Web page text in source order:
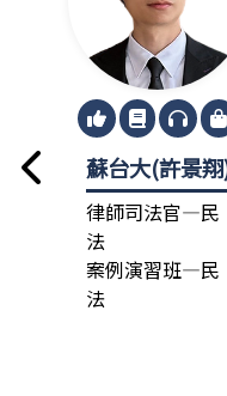
蘇台大(許景
律師司法官—民
法
案例演習班—民
法